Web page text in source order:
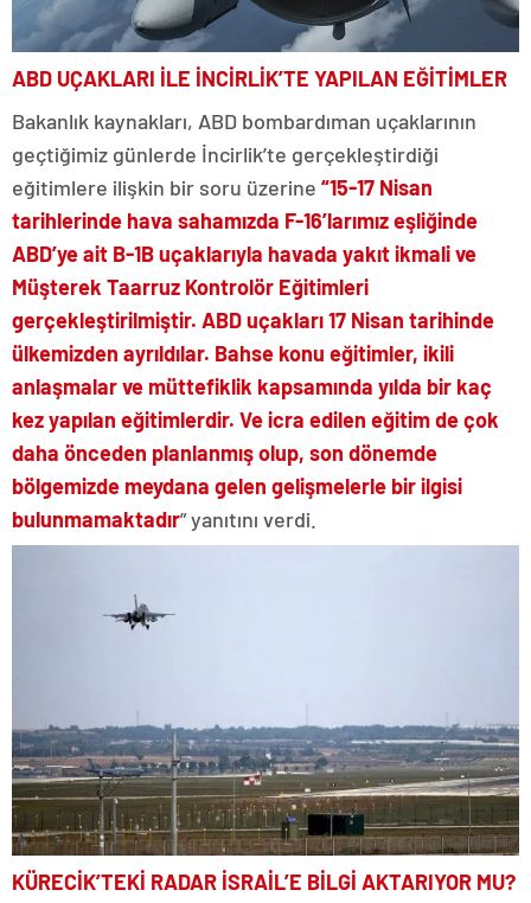
ABD UÇAKLARI İLE İNCİRLİK’TE YAPILAN EĞİTİMLER
Bakanlık kaynakları, ABD bombardıman uçaklarının
geçtiğimiz günlerde İncirlik’te gerçekleştirdiği
eğitimlere ilişkin bir soru üzerine “15-17 Nisan
tarihlerinde hava sahamızda F-16’larımız eşliğinde
ABD’ye ait B-1B uçaklarıyla havada yakıt ikmali ve
Müşterek Taarruz Kontrolör Eğitimleri
gerçekleştirilmiştir. ABD uçakları 17 Nisan tarihinde
ülkemizden ayrıldılar. Bahse konu eğitimler, ikili
anlaşmalar ve müttefiklik kapsamında yılda bir kaç
kez yapılan eğitimlerdir. Ve icra edilen eğitim de çok
daha önceden planlanmış olup, son dönemde
bölgemizde meydana gelen gelişmelerle bir ilgisi
bulunmamaktadır” yanıtını verdi.
KÜRECİK’TEKİ RADAR İSRAİL’E BİLGİ AKTARIYOR MU?